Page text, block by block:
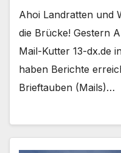
Ahoi Landratten und
die Brücke! Gestern
Mail-Kutter 13-dx.de
haben Berichte
Brieftauben (Mails)…